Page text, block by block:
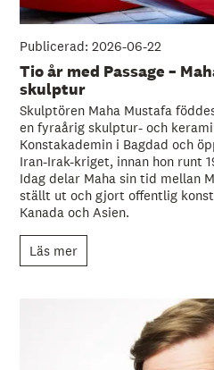
Publicerad: 2026-06-22
Tio år med Passage –
skulptur
Skulptören Maha Mustafa
en fyraårig skulptur- och
Konstakademin i Bagdad och
Iran-Irak-kriget, innan hon runt
Idag delar Maha sin tid mellan
ställt ut och gjort offentlig
Kanada och Asien.
Läs mer